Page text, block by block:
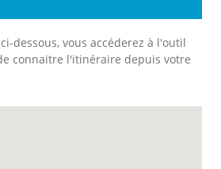
dessous, vous accéderez à l'outil
connaitre l'itinéraire depuis votre